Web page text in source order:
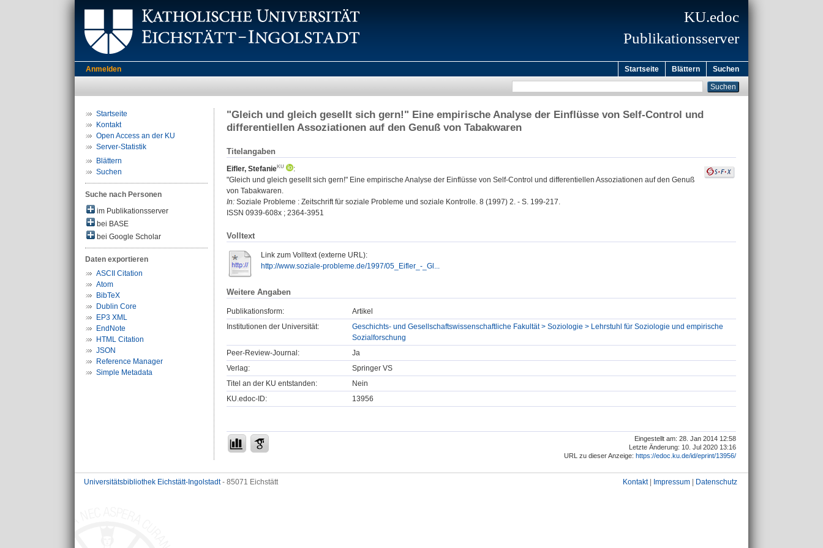
KU.edoc
Publikationsserver
Anmelden Startseite Blättern Suchen
Startseite
Kontakt
Open Access an der KU
Server-Statistik
Blättern
Suchen
Suche nach Personen
im Publikationsserver
bei BASE
bei Google Scholar
Daten exportieren
ASCII Citation
Atom
BibTeX
Dublin Core
EP3 XML
EndNote
HTML Citation
JSON
Reference Manager
Simple Metadata
"Gleich und gleich gesellt sich gern!" Eine empirische Analyse der Einflüsse von Self-Control und
differentiellen Assoziationen auf den Genuß von Tabakwaren
Titelangaben
Eifler, Stefanie
:
"Gleich und gleich gesellt sich gern!" Eine empirische Analyse der Einflüsse von Self-Control und differentiellen Assoziationen auf den Genuß
von Tabakwaren.
In: Soziale Probleme : Zeitschrift für soziale Probleme und soziale Kontrolle. 8 (1997) 2. - S. 199-217.
ISSN 0939-608x ; 2364-3951
Volltext
Link zum Volltext (externe URL):
http://www.soziale-probleme.de/1997/05_Eifler_-_Gl...
Weitere Angaben
Publikationsform:
Artikel
Institutionen der Universität:
Geschichts- und Gesellschaftswissenschaftliche Fakultät > Soziologie > Lehrstuhl für Soziologie und empirische
Sozialforschung
Peer-Review-Journal:
Ja
Verlag:
Springer VS
Titel an der KU entstanden:
Nein
KU.edoc-ID:
13956
Eingestellt am: 28. Jan 2014 12:58
Letzte Änderung: 10. Jul 2020 13:16
URL zu dieser Anzeige: https://edoc.ku.de/id/eprint/13956/
Universitätsbibliothek Eichstätt-Ingolstadt- 85071 Eichstätt Kontakt| Impressum Datenschutz